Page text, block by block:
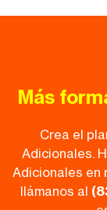
Más
Crea el
Adicionales.
Adicionales en
llámanos al